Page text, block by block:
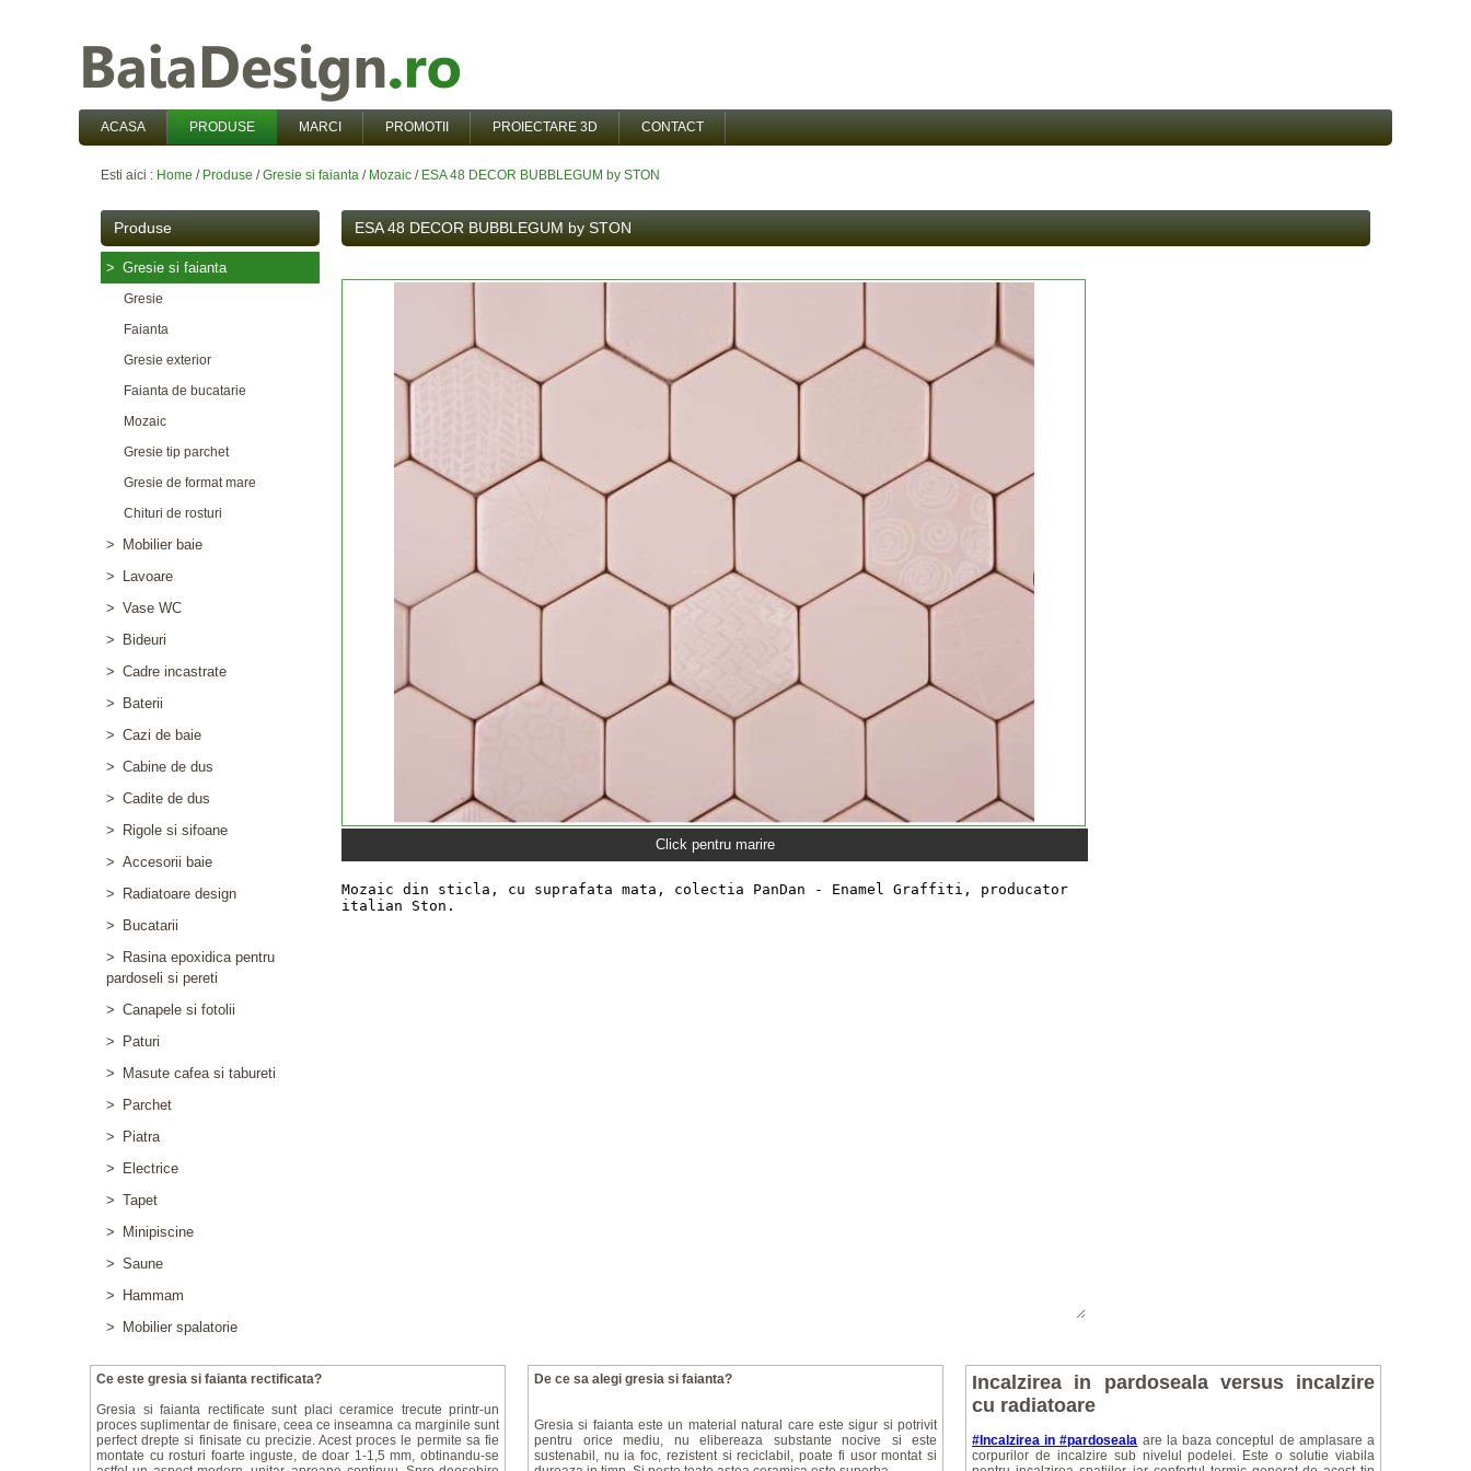
ACASA PRODUSE MARCI PROMOTII PROIECTARE 3D CONTACT
Esti aici : Home / Produse /Gresie si faianta / Mozaic / ESA 48 DECOR BUBBLEGUM by STON
Produse
> Gresie si faianta
Gresie
Faianta
Gresie exterior
Faianta de bucatarie
Mozaic
Gresie tip parchet
Gresie de format mare
Chituri de rosturi
>
Mobilier baie
>
Lavoare
> Vase WC
>
Bideuri
> Cadre incastrate
>
Baterii
> Cazi de baie
> Cabine de dus
> Cadite de dus
>
Rigole si sifoane
> Accesorii baie
>
Radiatoare design
>
Bucatarii
>
Rasina epoxidica pentru
pardoseli si pereti
> Canapele si fotolii
>
Paturi
>
Masute cafea si tabureti
>
Parchet
>
Piatra
>
Electrice
> Tapet
>
Minipiscine
> Saune
>
Hammam
>
Mobilier spalatorie
ESA 48 DECOR BUBBLEGUM by STON
Click pentru marire
Ce este gresia si faianta rectificata?
Gresia si faianta rectificate sunt placi ceramice trecute printr-un
proces suplimentar de finisare, ceea ce inseamna ca marginile sunt
perfect drepte si finisate cu precizie. Acest proces le permite sa fie
montate cu rosturi foarte inguste, de doar 1-1,5 mm, obtinandu-se
De ce sa alegi gresia si faianta?
Gresia si faianta este un material natural care este sigur si potrivit
pentru orice mediu, nu elibereaza substante nocive si este
sustenabil, nu ia foc, rezistent si reciclabil, poate fi usor montat si
Incalzirea in pardoseala versus incalzire
cu radiatoare
#Incalzirea in #pardoseala are la baza conceptul de amplasare a
corpurilor de incalzire sub nivelul podelei. Este o solutie viabila